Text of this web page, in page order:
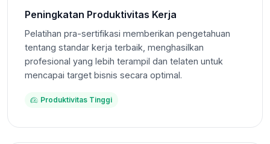
Peningkatan Produktivitas Kerja
Pelatihan pra-sertifikasi memberikan pengetahuan
tentang standar kerja terbaik, menghasilkan
profesional yang lebih terampil dan telaten untuk
mencapai target bisnis secara optimal.
Produktivitas Tinggi